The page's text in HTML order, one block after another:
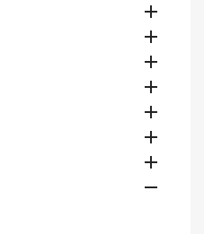







